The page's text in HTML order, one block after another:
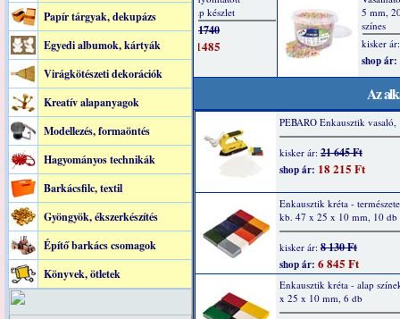
Papír tárgyak, dekupázs
Egyedi albumok, kártyák
Virágkötészeti dekorációk
Kreatív alapanyagok
Modellezés, formaöntés
Hagyományos technikák
Barkácsfilc, textil
Gyöngyök, ékszerkészítés
Építő barkács csomagok
Könyvek, ötletek
Az
PEBARO Enkausztik vasaló,
kisker ár: 21 645 Ft
shop ár: 18 215 Ft
Enkausztik kréta -
kb. 47 x 25 x 10 mm, 10 db
kisker ár: 8 130 Ft
shop ár: 6 845 Ft
Enkausztik kréta - alap
x 25 x 10 mm, 6 db